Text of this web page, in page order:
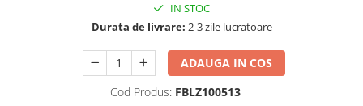
IN STOC
Durata de livrare: 2-3 zile lucratoare
ADAUGA IN COS
Cod Produs: FBLZ100513